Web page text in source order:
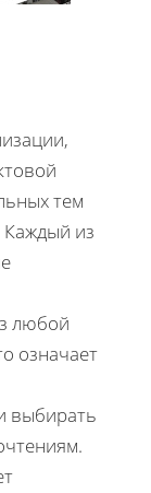
тем
Каждый из
любой
означает
выбирать